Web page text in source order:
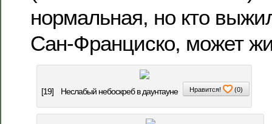
нормальная, но кто
Сан-Франциско, может
[19] Неслабый небоскреб в даунтауне Нравится! (0)